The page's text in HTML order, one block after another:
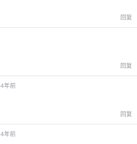
回复
回复
4年前
回复
4年前